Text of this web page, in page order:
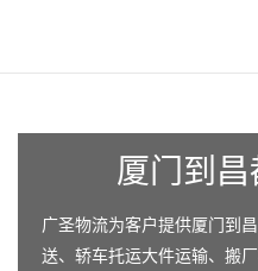
厦门到昌
广圣物流为客户提供厦门到
送、轿车托运大件运输、搬